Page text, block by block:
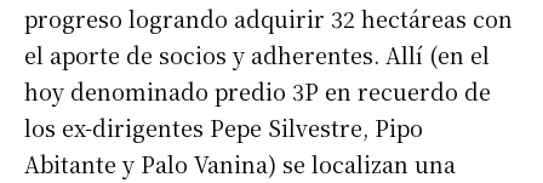
progreso logrando adquirir 32 hectáreas con
el aporte de socios y adherentes. Allí (en el
hoy denominado predio 3P en recuerdo de
los ex-dirigentes Pepe Silvestre, Pipo
Abitante y Palo Vanina) se localizan una